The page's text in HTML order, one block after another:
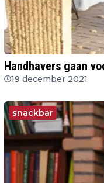
Handhavers gaan
19 december 2021
snackbar